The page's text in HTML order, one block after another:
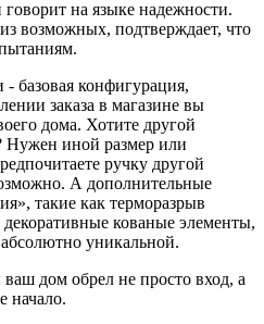
на языке надежности.
возможных, подтверждает, что
базовая конфигурация,
заказа в магазине вы
дома. Хотите другой
Нужен иной размер или
ручку другой
А дополнительные
такие как терморазрыв
кованые элементы,
абсолютно уникальной.
дом обрел не просто вход, а
начало.